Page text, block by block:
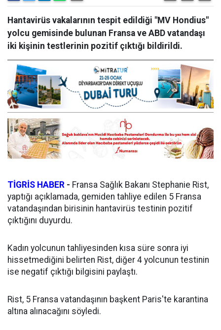
Hantavirüs vakalarının tespit edildiği "MV Hondius"
yolcu gemisinde bulunan Fransa ve ABD vatandaşı
iki kişinin testlerinin pozitif çıktığı bildirildi.
TİGRİS HABER - Fransa Sağlık Bakanı Stephanie Rist,
yaptığı açıklamada, gemiden tahliye edilen 5 Fransa
vatandaşından birisinin hantavirüs testinin pozitif
çıktığını duyurdu.
Kadın yolcunun tahliyesinden kısa süre sonra iyi
hissetmediğini belirten Rist, diğer 4 yolcunun testinin
ise negatif çıktığı bilgisini paylaştı.
Rist, 5 Fransa vatandaşının başkent Paris'te karantina
altına alınacağını söyledi.